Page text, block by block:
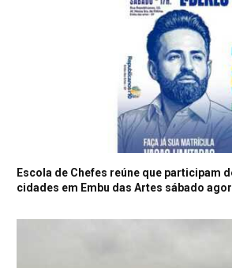
Escola de Chefes reúne que participam
cidades em Embu das Artes sábado